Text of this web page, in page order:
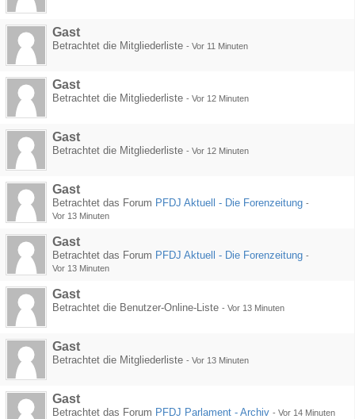
Gast
Betrachtet die Mitgliederliste - Vor 11 Minuten
Gast
Betrachtet die Mitgliederliste - Vor 12 Minuten
Gast
Betrachtet die Mitgliederliste - Vor 12 Minuten
Gast
Betrachtet das Forum PFDJ Aktuell - Die Forenzeitung -
Vor 13 Minuten
Gast
Betrachtet das Forum PFDJ Aktuell - Die Forenzeitung -
Vor 13 Minuten
Gast
Betrachtet die Benutzer-Online-Liste - Vor 13 Minuten
Gast
Betrachtet die Mitgliederliste - Vor 13 Minuten
Gast
Betrachtet das Forum PFDJ Parlament - Archiv - Vor 14 Minuten